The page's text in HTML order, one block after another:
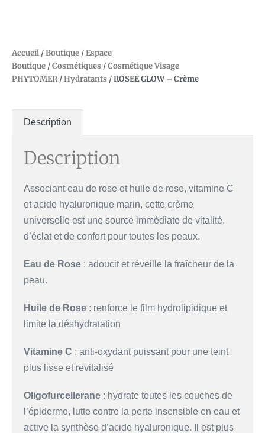
Accueil /Boutique /Espace
Boutique /Cosmétiques /Cosmétique Visage
PHYTOMER/Hydratants / ROSEE GLOW – Crème
Description
Description
Associant eau de rose et huile de rose, vitamine C
et acide hyaluronique marin, cette crème
universelle est une source immédiate de vitalité,
d’éclat et de confort pour toutes les peaux.
Eau de Rose : adoucit et réveille la fraîcheur de la
peau.
Huile de Rose : renforce le film hydrolipidique et
limite la déshydratation
Vitamine C : anti-oxydant puissant pour une teint
plus lisse et revitalisé
Oligofurcellerane : hydrate toutes les couches de
l’épiderme, lutte contre la perte insensible en eau et
active la synthèse d’acide hyaluronique. Il est plus